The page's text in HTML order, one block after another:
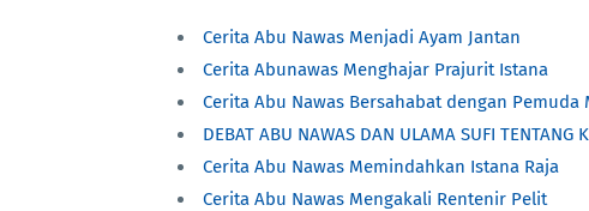
Cerita Abu Nawas Menjadi Ayam Jantan
Cerita Abunawas Menghajar Prajurit Istana
Cerita Abu Nawas Bersahabat dengan Pemuda
DEBAT ABU NAWAS DAN ULAMA SUFI TENTANG
Cerita Abu Nawas Memindahkan Istana Raja
Cerita Abu Nawas Mengakali Rentenir Pelit